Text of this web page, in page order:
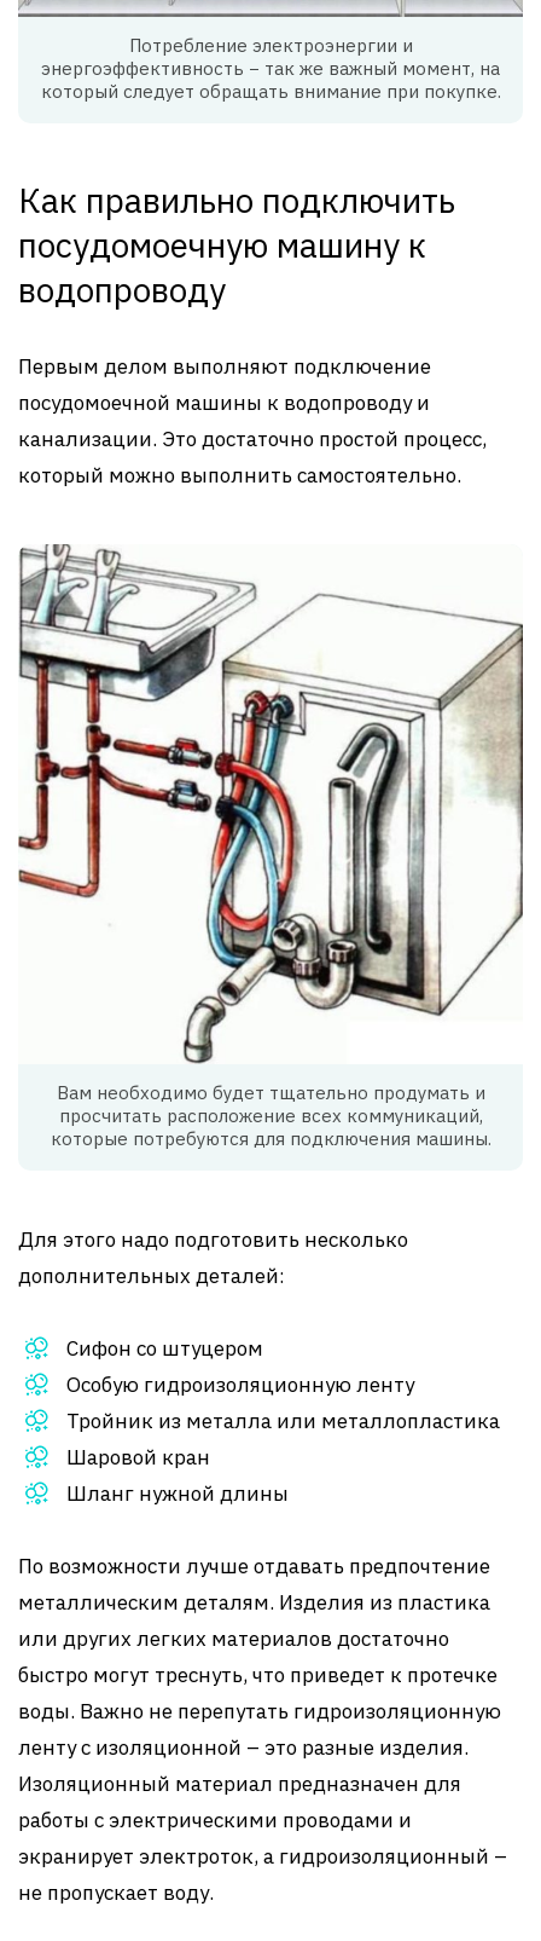
Потребление электроэнергии и
энергоэффективность − так же важный момент, на
который следует обращать внимание при покупке.
Как правильно подключить
посудомоечную машину к
водопроводу
Первым делом выполняют подключение
посудомоечной машины к водопроводу и
канализации. Это достаточно простой процесс,
который можно выполнить самостоятельно.
Вам необходимо будет тщательно продумать и
просчитать расположение всех коммуникаций,
которые потребуются для подключения машины.
Для этого надо подготовить несколько
дополнительных деталей:
Сифон со штуцером
Особую гидроизоляционную ленту
Тройник из металла или металлопластика
Шаровой кран
Шланг нужной длины
По возможности лучше отдавать предпочтение
металлическим деталям. Изделия из пластика
или других легких материалов достаточно
быстро могут треснуть, что приведет к протечке
воды. Важно не перепутать гидроизоляционную
ленту с изоляционной – это разные изделия.
Изоляционный материал предназначен для
работы с электрическими проводами и
экранирует электроток, а гидроизоляционный –
не пропускает воду.